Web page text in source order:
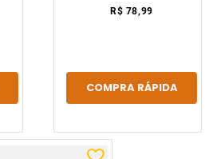
R$ 78,99
COMPRA RÁPIDA